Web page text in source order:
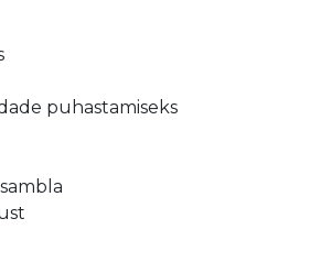
puhastamiseks